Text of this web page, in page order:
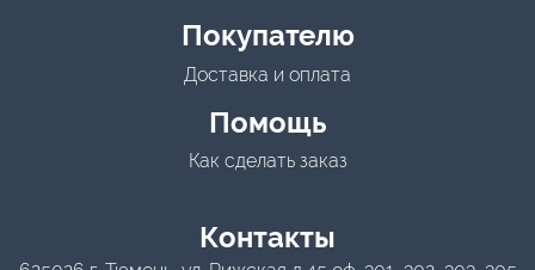
Покупателю
Доставка и оплата
Помощь
Как сделать заказ
Контакты